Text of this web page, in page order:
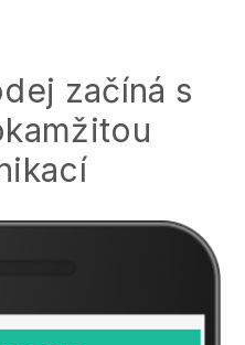
začíná s